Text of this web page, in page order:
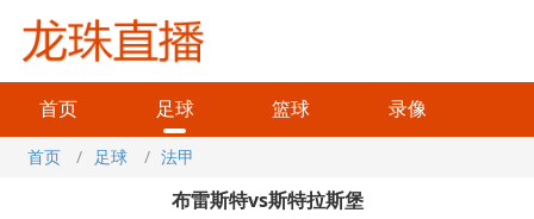
首页 足球 篮球 录像
首页 / 足球 / 法甲
布雷斯特vs斯特拉斯堡